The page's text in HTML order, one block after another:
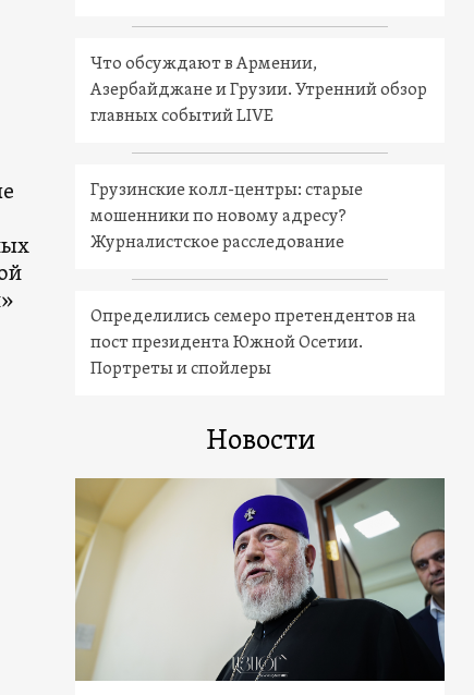
Что обсуждают в Армении,
Азербайджане и Грузии. Утренний обзор
главных событий LIVE
Грузинские колл-центры: старые
мошенники по новому адресу?
Журналистское расследование
Определились семеро претендентов на
пост президента Южной Осетии.
Портреты и спойлеры
Новости